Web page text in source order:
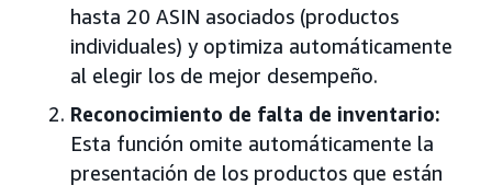
hasta 20 ASIN asociados (productos
individuales) y optimiza automáticamente
al elegir los de mejor desempeño.
Reconocimiento de falta de inventario:
Esta función omite automáticamente la
presentación de los productos que están